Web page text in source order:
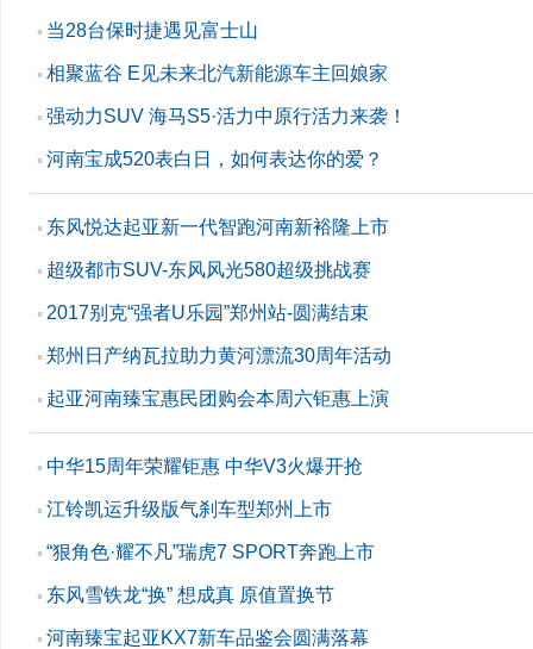
▪ 当28台保时捷遇见富士山
▪ 相聚蓝谷 E见未来北汽新能源车主回娘家
▪ 强动力SUV 海马S5·活力中原行活力来袭！
▪ 河南宝成520表白日，如何表达你的爱？
▪ 东风悦达起亚新一代智跑河南新裕隆上市
▪ 超级都市SUV-东风风光580超级挑战赛
▪ 2017别克“强者U乐园”郑州站-圆满结束
▪ 郑州日产纳瓦拉助力黄河漂流30周年活动
▪ 起亚河南臻宝惠民团购会本周六钜惠上演
▪ 中华15周年荣耀钜惠 中华V3火爆开抢
▪ 江铃凯运升级版气刹车型郑州上市
▪ “狠角色·耀不凡”瑞虎7 SPORT奔跑上市
▪ 东风雪铁龙“换” 想成真 原值置换节
▪ 河南臻宝起亚KX7新车品鉴会圆满落幕